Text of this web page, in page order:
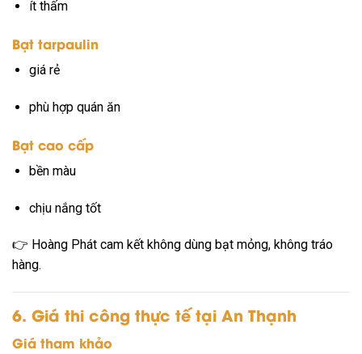
ít thấm
Bạt tarpaulin
giá rẻ
phù hợp quán ăn
Bạt cao cấp
bền màu
chịu nắng tốt
👉 Hoàng Phát cam kết không dùng bạt mỏng, không tráo
hàng.
6. Giá thi công thực tế tại An Thạnh
Giá tham khảo